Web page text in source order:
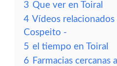
3 Que ver en Toiral
4 Vídeos relacionados
Cospeito -
5 el tiempo en Toiral
6 Farmacias cercanas